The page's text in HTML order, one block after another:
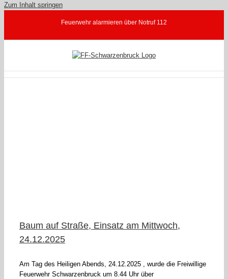
Zum Inhalt springen
Feuerwehr alarmieren über Notruf 112
Baum auf Straße, Einsatz am Mittwoch,
24.12.2025
Am Tag des Heiligen Abends, 24.12.2025 , wurde die Freiwillige
Feuerwehr Schwarzenbruck um 8.44 Uhr über